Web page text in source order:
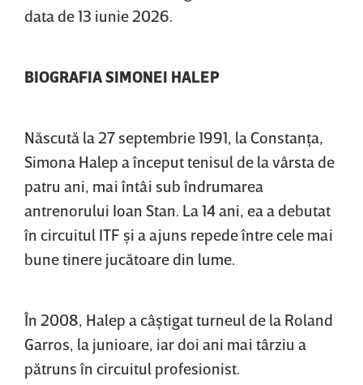
data de 13 iunie 2026.
BIOGRAFIA SIMONEI HALEP
Născută la 27 septembrie 1991, la Constanţa,
Simona Halep a început tenisul de la vârsta de
patru ani, mai întâi sub îndrumarea
antrenorului Ioan Stan. La 14 ani, ea a debutat
în circuitul ITF şi a ajuns repede între cele mai
bune tinere jucătoare din lume.
În 2008, Halep a câştigat turneul de la Roland
Garros, la junioare, iar doi ani mai târziu a
pătruns în circuitul profesionist.